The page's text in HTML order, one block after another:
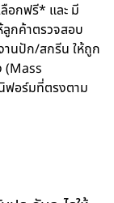
อกฟรี* และ มี
ลูกค้าตรวจสอบ
านปัก/สกรีน ให้ถูก
(Mass
ฟอร์มที่ตรงตาม